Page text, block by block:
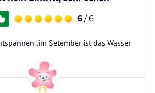
6 / 6
,im Setember ist das Wasser